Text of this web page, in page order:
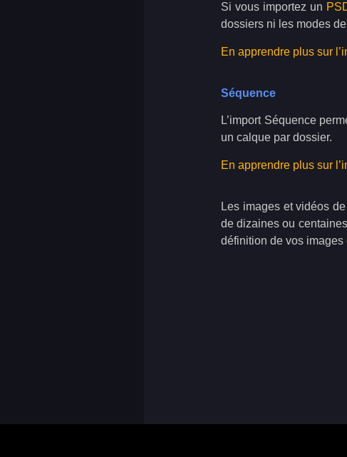
Si vous importez un
dossiers ni les modes
En apprendre plus sur
Séquence
L’import Séquence
un calque par dossier.
En apprendre plus sur
Les images et vidéos
de dizaines ou
définition de vos